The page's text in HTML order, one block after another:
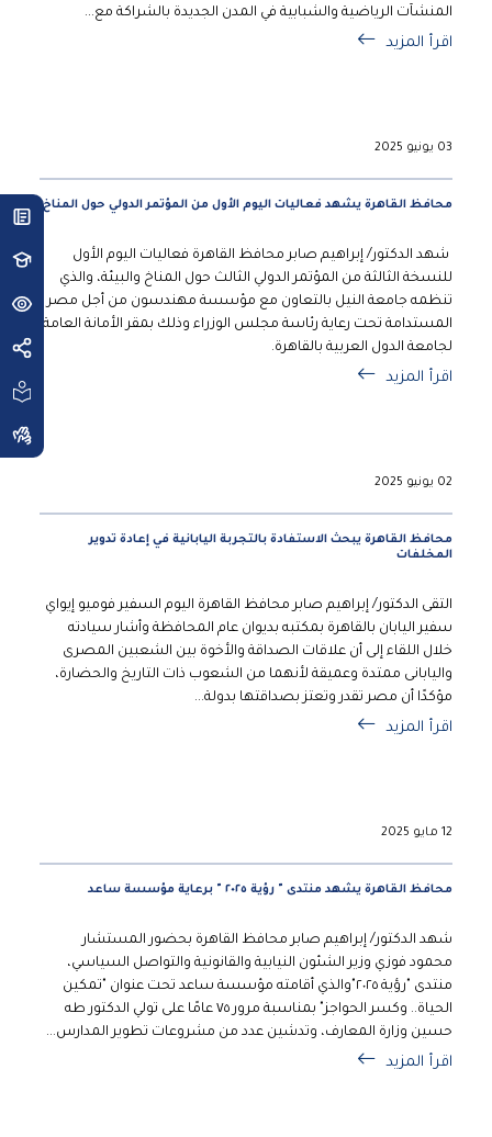
المنشآت الرياضية والشبابية في المدن الجديدة بالشراكة مع...
اقرأ المزيد
03 يونيو 2025
محافظ القاهرة يشهد فعاليات اليوم الأول من المؤتمر الدولي حول المناخ
​ شهد الدكتور/ إبراهيم صابر محافظ القاهرة فعاليات اليوم الأول
للنسخة الثالثة من المؤتمر الدولي الثالث حول المناخ والبيئة، والذي
تنظمه جامعة النيل بالتعاون مع مؤسسة مهندسون من أجل مصر
المستدامة تحت رعاية رئاسة مجلس الوزراء وذلك بمقر الأمانة العامة
لجامعة الدول العربية بالقاهرة.
اقرأ المزيد
02 يونيو 2025
محافظ القاهرة يبحث الاستفادة بالتجربة اليابانية في إعادة تدوير
المخلفات
التقى الدكتور/ إبراهيم صابر محافظ القاهرة اليوم السفير فوميو إيواي
سفير اليابان بالقاهرة بمكتبه بديوان عام المحافظة وأشار سيادته
خلال اللقاء إلى أن علاقات الصداقة والأخوة بين الشعبين المصرى
واليابانى ممتدة وعميقة لأنهما من الشعوب ذات التاريخ والحضارة،
مؤكدًا أن مصر تقدر وتعتز بصداقتها بدولة...
اقرأ المزيد
12 مايو 2025
محافظ القاهرة يشهد منتدى " رؤية ٢٠٢٥ " برعاية مؤسسة ساعد
شهد الدكتور/ إبراهيم صابر محافظ القاهرة بحضور المستشار
محمود فوزي وزير الشئون النيابية والقانونية والتواصل السياسي،
منتدى "رؤية ٢٠٢٥"والذي أقامته مؤسسة ساعد تحت عنوان "تمكين
الحياة.. وكسر الحواجز" بمناسبة مرور ٧٥ عامًا على تولي الدكتور طه
حسين وزارة المعارف، وتدشين عدد من مشروعات تطوير المدارس...
اقرأ المزيد